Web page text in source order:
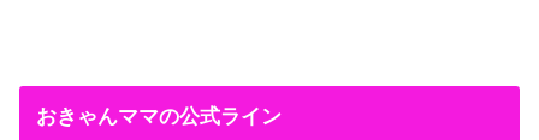
おきゃんママの公式ライン